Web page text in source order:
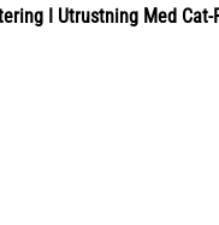
I Utrustning Med Cat-